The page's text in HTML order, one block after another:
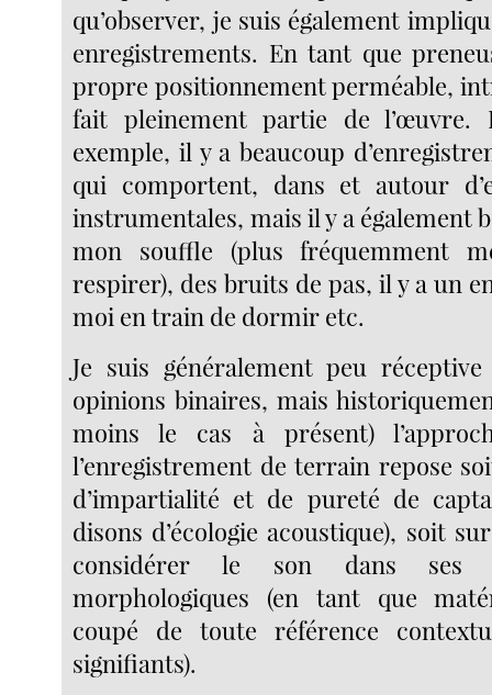
qu’observer, je suis également
enregistrements. En tant que
propre positionnement perméable,
fait pleinement partie de l’œuvre.
exemple, il y a beaucoup
qui comportent, dans et autour
instrumentales, mais il y a également
mon souffle (plus fréquemment
respirer), des bruits de pas, il y a un
moi en train de dormir etc.
Je suis généralement peu
opinions binaires, mais
moins le cas à présent)
l’enregistrement de terrain repose
d’impartialité et de pureté de
disons d’écologie acoustique), soit
considérer le son dans ses
morphologiques (en tant que
coupé de toute référence
signifiants).